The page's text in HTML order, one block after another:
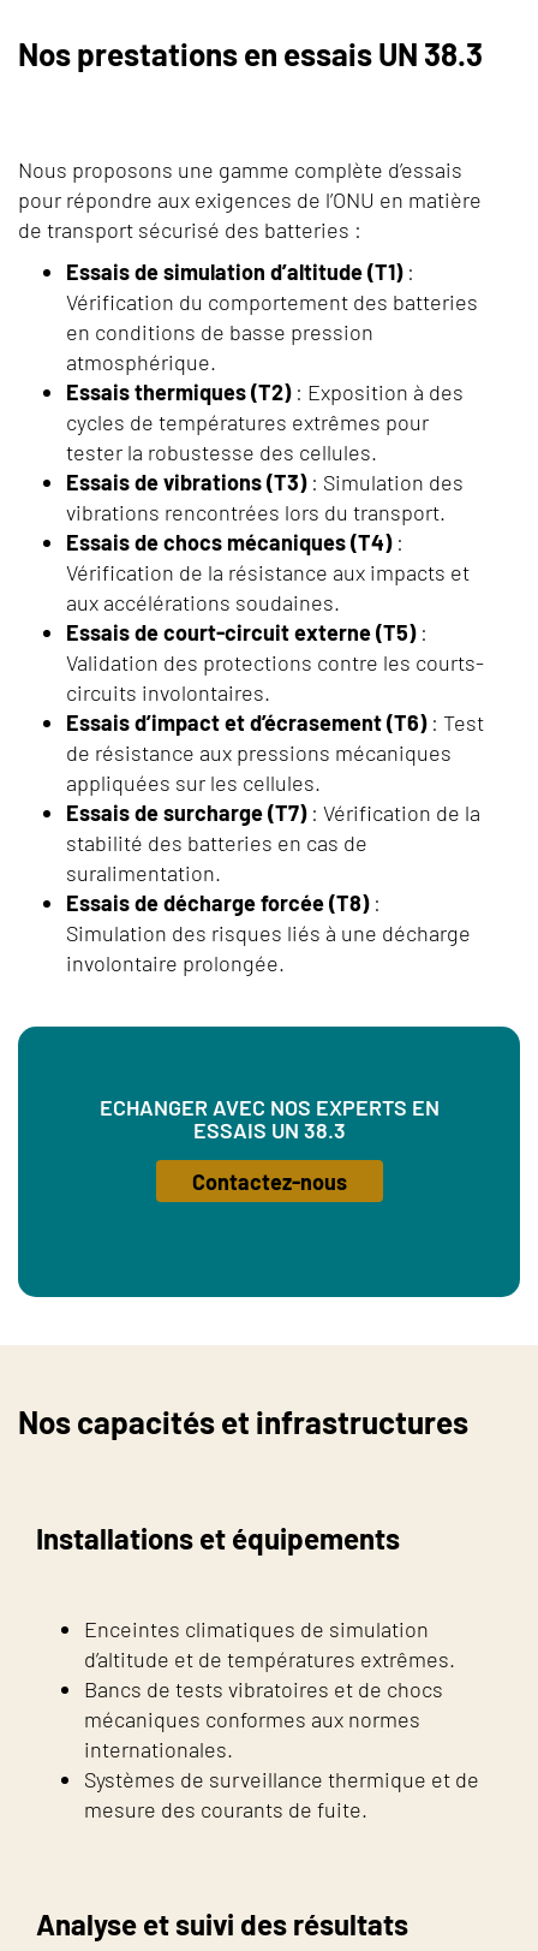
Nos prestations en essais UN 38.3
Nous proposons une gamme complète d’essais
pour répondre aux exigences de l’ONU en matière
de transport sécurisé des batteries :
Essais de simulation d’altitude (T1):
Vérification du comportement des batteries
en conditions de basse pression
atmosphérique.
Essais thermiques (T2): Exposition à des
cycles de températures extrêmes pour
tester la robustesse des cellules.
Essais de vibrations (T3): Simulation des
vibrations rencontrées lors du transport.
Essais de chocs mécaniques (T4):
Vérification de la résistance aux impacts et
aux accélérations soudaines.
Essais de court-circuit externe (T5):
Validation des protections contre les courts-
circuits involontaires.
Essais d’impact et d’écrasement (T6): Test
de résistance aux pressions mécaniques
appliquées sur les cellules.
Essais de surcharge (T7): Vérification de la
stabilité des batteries en cas de
suralimentation.
Essais de décharge forcée (T8):
Simulation des risques liés à une décharge
involontaire prolongée.
ECHANGER AVEC NOS EXPERTS EN
ESSAIS UN 38.3
Contactez-nous
Nos capacités et infrastructures
Installations et équipements
Enceintes climatiques de simulation
d’altitude et de températures extrêmes.
Bancs de tests vibratoires et de chocs
mécaniques conformes aux normes
internationales.
Systèmes de surveillance thermique et de
mesure des courants de fuite.
Analyse et suivi des résultats